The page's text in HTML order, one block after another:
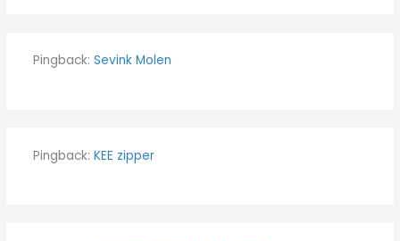
Pingback: Sevink Molen
Pingback: KEE zipper